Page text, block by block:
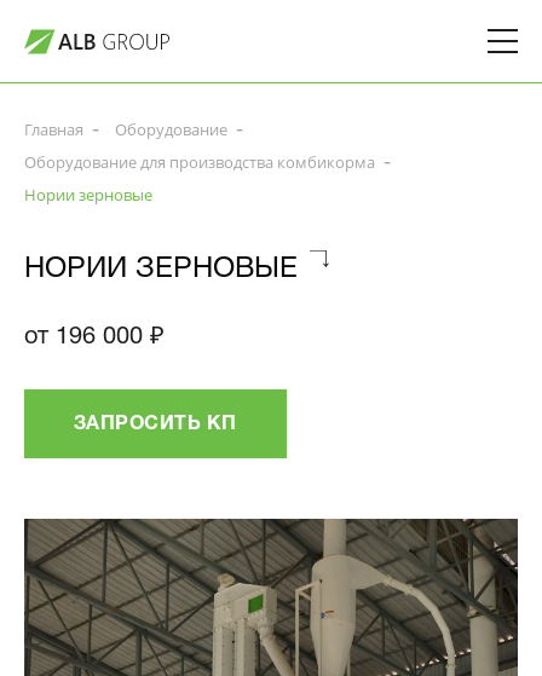
Главная
Оборудование
Оборудование для производства комбикорма
Нории зерновые
НОРИИ ЗЕРНОВЫЕ
от 196 000 ₽
ЗАПРОСИТЬ КП